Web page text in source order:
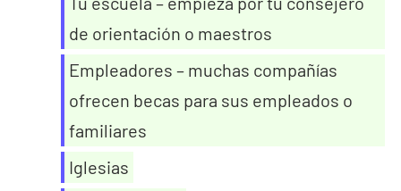
de orientación o maestros
Empleadores – muchas compañías
ofrecen becas para sus empleados o
familiares
Iglesias